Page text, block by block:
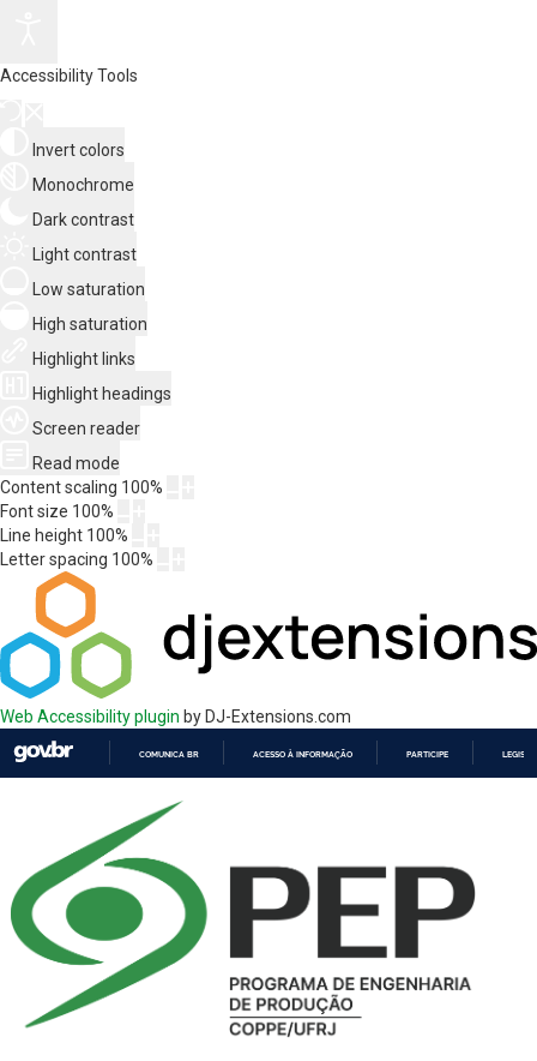
Accessibility Tools
Invert colors
Monochrome
Dark contrast
Light contrast
Low saturation
High saturation
Highlight links
Highlight headings
Screen reader
Read mode
Content scaling 100%
Font size 100%
Line height 100%
Letter spacing 100%
Web Accessibility plugin by DJ-Extensions.com
COMUNICA BR ACESSO À INFORMAÇÃO PARTICIPE